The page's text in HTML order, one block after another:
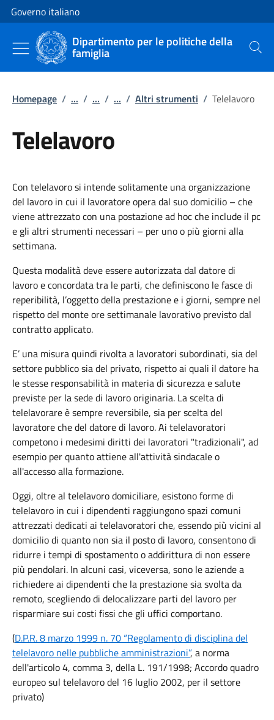
Vai al contenuto
Vai alla navigazione del sito
Governo italiano
Dipartimento per le politiche della
famiglia Cerca
Homepage / ... / ... / ... / Altri strumenti / Telelavoro
Telelavoro
Con telelavoro si intende solitamente una organizzazione
del lavoro in cui il lavoratore opera dal suo domicilio – che
viene attrezzato con una postazione ad hoc che include il pc
e gli altri strumenti necessari – per uno o più giorni alla
settimana.
Questa modalità deve essere autorizzata dal datore di
lavoro e concordata tra le parti, che definiscono le fasce di
reperibilità, l’oggetto della prestazione e i giorni, sempre nel
rispetto del monte ore settimanale lavorativo previsto dal
contratto applicato.
E’ una misura quindi rivolta a lavoratori subordinati, sia del
settore pubblico sia del privato, rispetto ai quali il datore ha
le stesse responsabilità in materia di sicurezza e salute
previste per la sede di lavoro originaria. La scelta di
telelavorare è sempre reversibile, sia per scelta del
lavoratore che del datore di lavoro. Ai telelavoratori
competono i medesimi diritti dei lavoratori "tradizionali", ad
esempio per quanto attiene all'attività sindacale o
all'accesso alla formazione.
Oggi, oltre al telelavoro domiciliare, esistono forme di
telelavoro in cui i dipendenti raggiungono spazi comuni
attrezzati dedicati ai telelavoratori che, essendo più vicini al
domicilio di quanto non sia il posto di lavoro, consentono di
ridurre i tempi di spostamento o addirittura di non essere
più pendolari. In alcuni casi, viceversa, sono le aziende a
richiedere ai dipendenti che la prestazione sia svolta da
remoto, scegliendo di delocalizzare parti del lavoro per
risparmiare sui costi fissi che gli uffici comportano.
(D.P.R. 8 marzo 1999 n. 70 “Regolamento di disciplina del
telelavoro nelle pubbliche amministrazioni”, a norma
dell'articolo 4, comma 3, della L. 191/1998; Accordo quadro
europeo sul telelavoro del 16 luglio 2002, per il settore
privato)